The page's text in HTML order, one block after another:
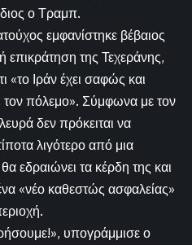
ο Τραμπ.
εμφανίστηκε βέβαιος
επικράτηση της Τεχεράνης,
«το Ιράν έχει σαφώς και
τον πόλεμο». Σύμφωνα με τον
δεν πρόκειται να
λιγότερο από μια
εδραιώνει τα κέρδη της και
«νέο καθεστώς ασφαλείας»
υπογράμμισε ο